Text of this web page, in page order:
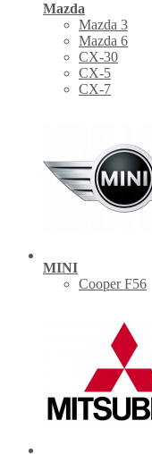
Mazda
Mazda 3
Mazda 6
CX-30
СХ-5
CX-7
MINI
Cooper F56